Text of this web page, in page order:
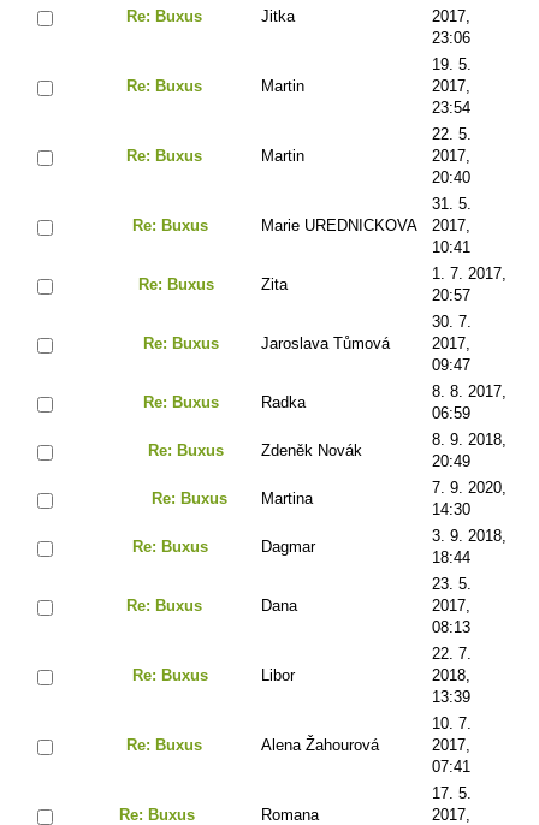
Re: Buxus Jitka
2017,
23:06
Re: Buxus Martin
19. 5.
2017,
23:54
Re: Buxus Martin
22. 5.
2017,
20:40
Re: Buxus Marie UREDNICKOVA
31. 5.
2017,
10:41
Re: Buxus Zita
1. 7. 2017,
20:57
Re: Buxus Jaroslava Tůmová
30. 7.
2017,
09:47
Re: Buxus Radka
8. 8. 2017,
06:59
Re: Buxus Zdeněk Novák
8. 9. 2018,
20:49
Re: Buxus Martina
7. 9. 2020,
14:30
Re: Buxus Dagmar
3. 9. 2018,
18:44
Re: Buxus Dana
23. 5.
2017,
08:13
Re: Buxus Libor
22. 7.
2018,
13:39
Re: Buxus Alena Žahourová
10. 7.
2017,
07:41
Re: Buxus Romana
17. 5.
2017,